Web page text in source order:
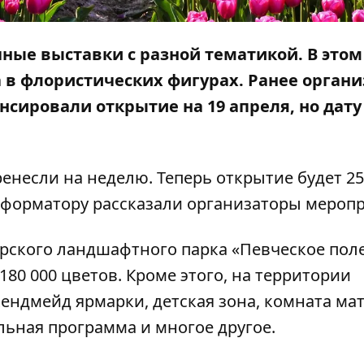
выставки с разной тематикой. В этом
флористических фигурах. Ранее
открытие на 19 апреля, но дату
на неделю. Теперь открытие будет 25
рассказали организаторы
ландшафтного парка «Певческое
000 цветов. Кроме этого, на территории
ярмарки, детская зона, комната
программа и многое другое.